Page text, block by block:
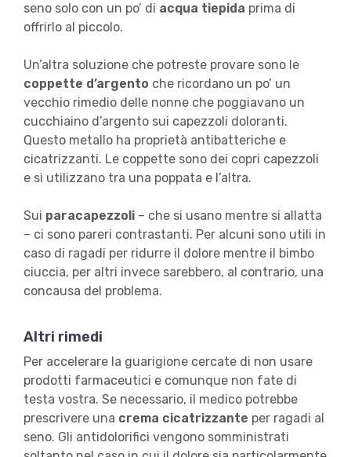
seno solo con un po’ di acqua tiepida prima di
offrirlo al piccolo.
Un’altra soluzione che potreste provare sono le
coppette d’argento che ricordano un po’ un
vecchio rimedio delle nonne che poggiavano un
cucchiaino d’argento sui capezzoli doloranti.
Questo metallo ha proprietà antibatteriche e
cicatrizzanti. Le coppette sono dei copri capezzoli
e si utilizzano tra una poppata e l’altra.
Sui paracapezzoli– che si usano mentre si allatta
– ci sono pareri contrastanti. Per alcuni sono utili in
caso di ragadi per ridurre il dolore mentre il bimbo
ciuccia, per altri invece sarebbero, al contrario, una
concausa del problema.
Altri rimedi
Per accelerare la guarigione cercate di non usare
prodotti farmaceutici e comunque non fate di
testa vostra. Se necessario, il medico potrebbe
prescrivere una crema cicatrizzante per ragadi al
seno. Gli antidolorifici vengono somministrati